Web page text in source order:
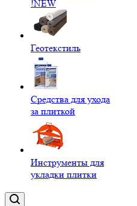
!NEW
Геотекстиль
Средства для ухода
за плиткой
Инструменты для
укладки плитки